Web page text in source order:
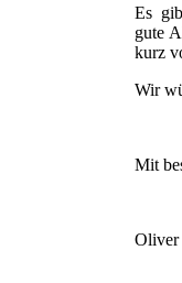
Es
gute
kurz
Wir
Mit
Oliver